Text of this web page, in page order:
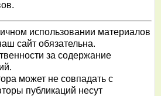
использовании материалов
сайт обязательна.
за содержание
может не совпадать с
публикаций несут